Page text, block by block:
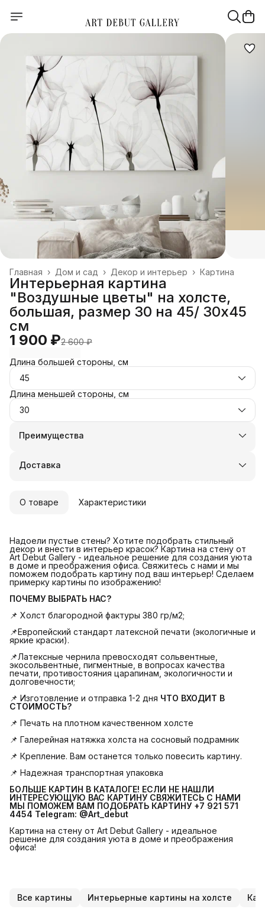
Картина
Декор и интерьер ›
Дом и сад ›
Главная ›
Интерьерная картина
"Воздушные цветы" на холсте,
большая, размер 30 на 45/ 30х45
см
1 900 ₽2 600 ₽
Длина большей стороны, см
45
Длина меньшей стороны, см
30
Преимущества
Оплата частями в Сплит
Удобный возврат
Доставка
О товаре Характеристики
Надоели пустые стены? Хотите подобрать стильный
декор и внести в интерьер красок? Картина на стену от
Art Debut Gallery - идеальное решение для создания уюта
в доме и преображения офиса. Свяжитесь с нами и мы
поможем подобрать картину под ваш интерьер! Сделаем
примерку картины по изображению!
ПОЧЕМУ ВЫБРАТЬ НАС?
📌 Холст благородной фактуры 380 гр/м2;
📌Европейский стандарт латексной печати (экологичные и
яркие краски).
📌Латексные чернила превосходят сольвентные,
экосольвентные, пигментные, в вопросах качества
печати, противостояния царапинам, экологичности и
долговечности;
📌 Изготовление и отправка 1-2 дня ЧТО ВХОДИТ В
СТОИМОСТЬ?
📌 Печать на плотном качественном холсте
📌 Галерейная натяжка холста на сосновый подрамник
📌 Крепление. Вам останется только повесить картину.
📌 Надежная транспортная упаковка
БОЛЬШЕ КАРТИН В КАТАЛОГЕ! ЕСЛИ НЕ НАШЛИ
ИНТЕРЕСУЮЩУЮ ВАС КАРТИНУ СВЯЖИТЕСЬ С НАМИ
МЫ ПОМОЖЕМ ВАМ ПОДОБРАТЬ КАРТИНУ +7 921 571
4454 Telegram: @Art_debut
Картина на стену от Art Debut Gallery - идеальное
решение для создания уюта в доме и преображения
офиса!
Все картины Интерьерные картины на холсте